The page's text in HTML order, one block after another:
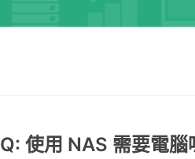
Q: 使用 NAS 需要電腦